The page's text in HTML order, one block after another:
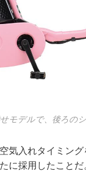
モデルで、後ろの
気入れタイミン
に採用したこと